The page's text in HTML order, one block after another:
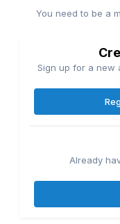
You need to be a
Sign up for a new
Already